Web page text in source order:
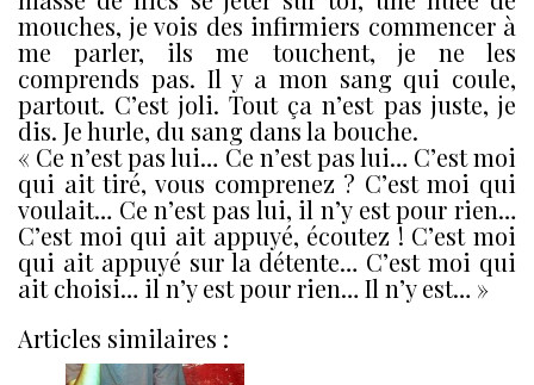
mouches, je vois des infirmiers commencer à
me parler, ils me touchent, je ne les
comprends pas. Il y a mon sang qui coule,
partout. C’est joli. Tout ça n’est pas juste, je
dis. Je hurle, du sang dans la bouche.
« Ce n’est pas lui… Ce n’est pas lui… C’est moi
qui ait tiré, vous comprenez ? C’est moi qui
voulait… Ce n’est pas lui, il n’y est pour rien…
C’est moi qui ait appuyé, écoutez ! C’est moi
qui ait appuyé sur la détente… C’est moi qui
ait choisi… il n’y est pour rien… Il n’y est… »
Articles similaires :